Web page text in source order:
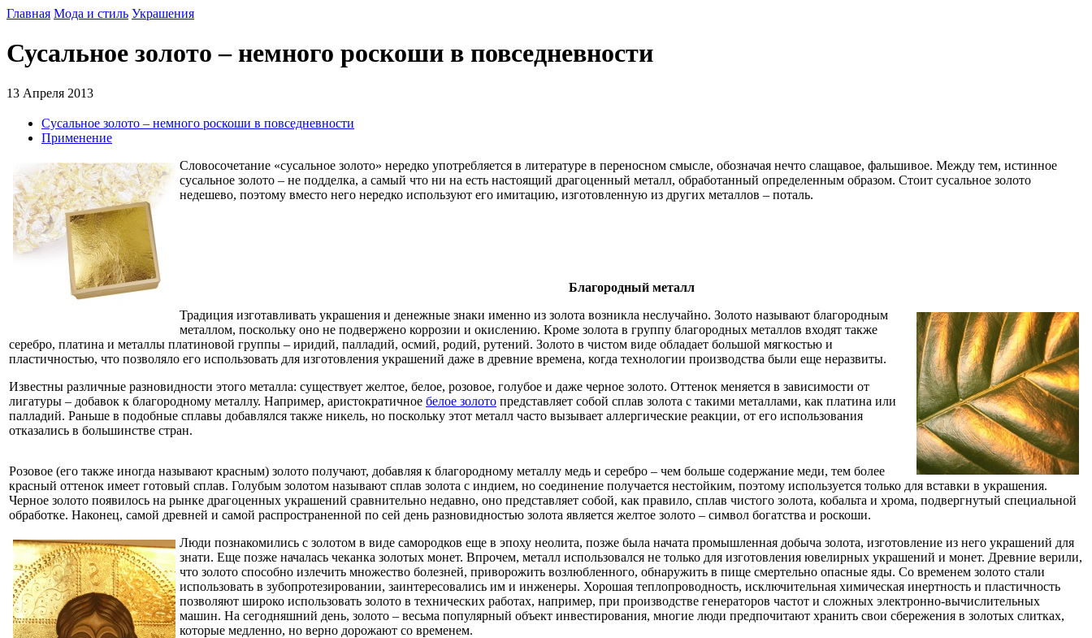
Главная Мода и стиль Украшения
Сусальное золото – немного роскоши в повседневности
13 Апреля 2013
Сусальное золото – немного роскоши в повседневности
Применение
Словосочетание «сусальное золото» нередко употребляется в литературе в переносном смысле, обозначая нечто слащавое, фальшивое. Между тем, истинное
сусальное золото – не подделка, а самый что ни на есть настоящий драгоценный металл, обработанный определенным образом. Стоит сусальное золото
недешево, поэтому вместо него нередко используют его имитацию, изготовленную из других металлов – поталь.
Благородный металл
Традиция изготавливать украшения и денежные знаки именно из золота возникла неслучайно. Золото называют благородным
металлом, поскольку оно не подвержено коррозии и окислению. Кроме золота в группу благородных металлов входят также
серебро, платина и металлы платиновой группы – иридий, палладий, осмий, родий, рутений. Золото в чистом виде обладает большой мягкостью и
пластичностью, что позволяло его использовать для изготовления украшений даже в древние времена, когда технологии производства были еще неразвиты.
Известны различные разновидности этого металла: существует желтое, белое, розовое, голубое и даже черное золото. Оттенок меняется в зависимости от
лигатуры – добавок к благородному металлу. Например, аристократичное белое золото представляет собой сплав золота с такими металлами, как платина или
палладий. Раньше в подобные сплавы добавлялся также никель, но поскольку этот металл часто вызывает аллергические реакции, от его использования
отказались в большинстве стран.
Розовое (его также иногда называют красным) золото получают, добавляя к благородному металлу медь и серебро – чем больше содержание меди, тем более
красный оттенок имеет готовый сплав. Голубым золотом называют сплав золота с индием, но соединение получается нестойким, поэтому используется только для вставки в украшения.
Черное золото появилось на рынке драгоценных украшений сравнительно недавно, оно представляет собой, как правило, сплав чистого золота, кобальта и хрома, подвергнутый специальной
обработке. Наконец, самой древней и самой распространенной по сей день разновидностью золота является желтое золото – символ богатства и роскоши.
Люди познакомились с золотом в виде самородков еще в эпоху неолита, позже была начата промышленная добыча золота, изготовление из него украшений для
знати. Еще позже началась чеканка золотых монет. Впрочем, металл использовался не только для изготовления ювелирных украшений и монет. Древние верили,
что золото способно излечить множество болезней, приворожить возлюбленного, обнаружить в пище смертельно опасные яды. Со временем золото стали
использовать в зубопротезировании, заинтересовались им и инженеры. Хорошая теплопроводность, исключительная химическая инертность и пластичность
позволяют широко использовать золото в технических работах, например, при производстве генераторов частот и сложных электронно-вычислительных
машин. На сегодняшний день, золото – весьма популярный объект инвестирования, многие люди предпочитают хранить свои сбережения в золотых слитках,
которые медленно, но верно дорожают со временем.